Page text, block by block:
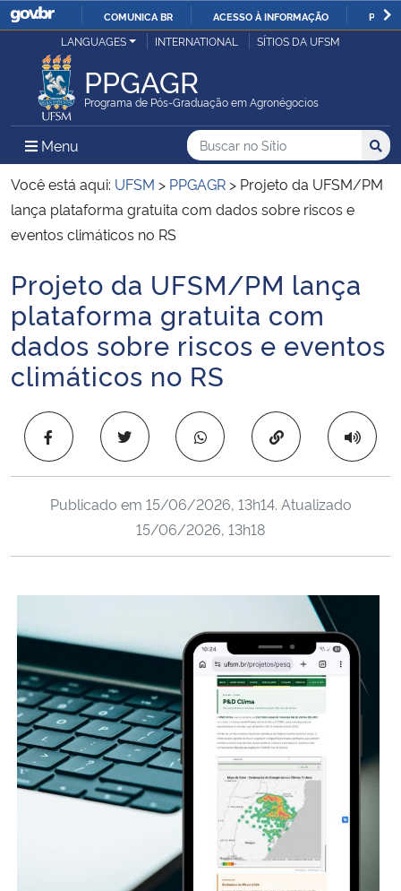
IR
COMUNICA BR ACESSO À INFORMAÇÃO
Ministério da Justiça e Segurança Pública
Ministério da Defesa
Ministério das Relações Exteriores
Ministério da Economia
Ministério da Infraestrutura
Ministério da Agricultura, Pecuária e Abastecimento
Ministério da Educação
Ministério da Cidadania
Ministério da Saúde
Ministério de Minas e Energia
Ministério da Ciência, Tecnologia, Inovações e Comunicações
Ministério do Turismo
Ministério do Desenvolvimento Regional
Controladoria-Geral da União
Ministério da Mulher, da Família e dos Direitos Humanos
LANGUAGES INTERNATIONAL SÍTIOS DA UFSM
PPGAGR
Programa de Pós-Graduação em Agronégocios
Menu Menu Principal do Sítio
Busca
Buscar no no Sítio
Busca:
Você está aqui: UFSM > PPGAGR > Projeto da UFSM/PM
lança plataforma gratuita com dados sobre riscos e
eventos climáticos no RS
Início do conteúdo
Projeto da UFSM/PM lança
plataforma gratuita com
dados sobre riscos e eventos
climáticos no RS
Copiar para área
Publicado em 15/06/2026, 13h14. Atualizado
15/06/2026, 13h18